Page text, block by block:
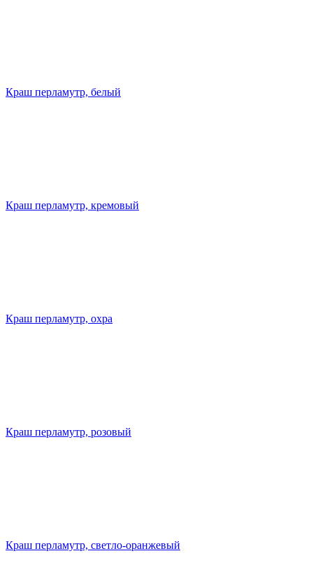
Краш перламутр, белый
Краш перламутр, кремовый
Краш перламутр, охра
Краш перламутр, розовый
Краш перламутр, светло-оранжевый